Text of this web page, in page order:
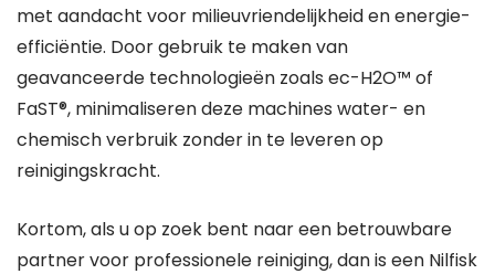
met aandacht voor milieuvriendelijkheid en energie-
efficiëntie. Door gebruik te maken van
geavanceerde technologieën zoals ec-H2O™ of
FaST®, minimaliseren deze machines water- en
chemisch verbruik zonder in te leveren op
reinigingskracht.
Kortom, als u op zoek bent naar een betrouwbare
partner voor professionele reiniging, dan is een Nilfisk